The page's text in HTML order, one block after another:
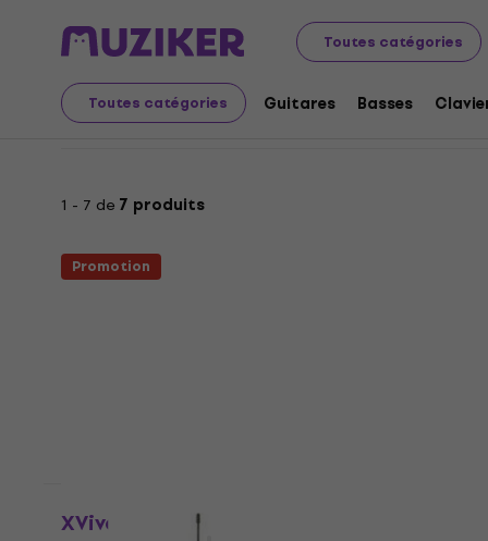
Toutes catégories
Toutes catégories Guitares Basses
Réductions et coupons Instruments de musique PA
Réductions et
1 - 7 de 7 produits
Promotion
XVive U5T2 Ensemble sans fil